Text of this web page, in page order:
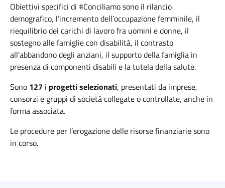
Obiettivi specifici di #Conciliamo sono il rilancio
demografico, l’incremento dell’occupazione femminile, il
riequilibrio dei carichi di lavoro fra uomini e donne, il
sostegno alle famiglie con disabilità, il contrasto
all'abbandono degli anziani, il supporto della famiglia in
presenza di componenti disabili e la tutela della salute.
Sono 127 i progetti selezionati, presentati da imprese,
consorzi e gruppi di società collegate o controllate, anche in
forma associata.
Le procedure per l’erogazione delle risorse finanziarie sono
in corso.